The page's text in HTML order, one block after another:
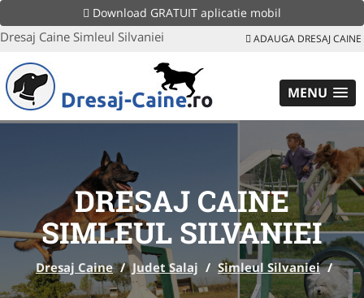
Download GRATUIT aplicatie mobil
Dresaj Caine Simleul Silvaniei ADAUGA DRESAJ CAINE
MENU
DRESAJ CAINE
SIMLEUL SILVANIEI
Dresaj Caine / Judet Salaj / Simleul Silvaniei /